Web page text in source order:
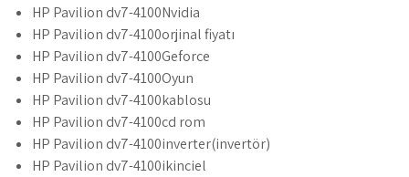
HP Pavilion dv7-4100Nvidia
HP Pavilion dv7-4100orjinal fiyatı
HP Pavilion dv7-4100Geforce
HP Pavilion dv7-4100Oyun
HP Pavilion dv7-4100kablosu
HP Pavilion dv7-4100cd rom
HP Pavilion dv7-4100inverter(invertör)
HP Pavilion dv7-4100ikinciel